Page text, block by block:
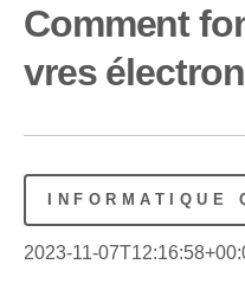
Comment
vres
INFORMATIQUE
2023-11-